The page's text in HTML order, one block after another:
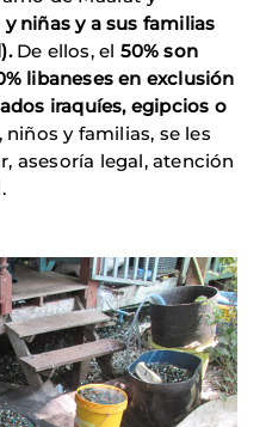
niñas y a sus familias
De ellos, el 50% son
libaneses en exclusión
iraquíes, egipcios o
niños y familias, se les
asesoría legal, atención